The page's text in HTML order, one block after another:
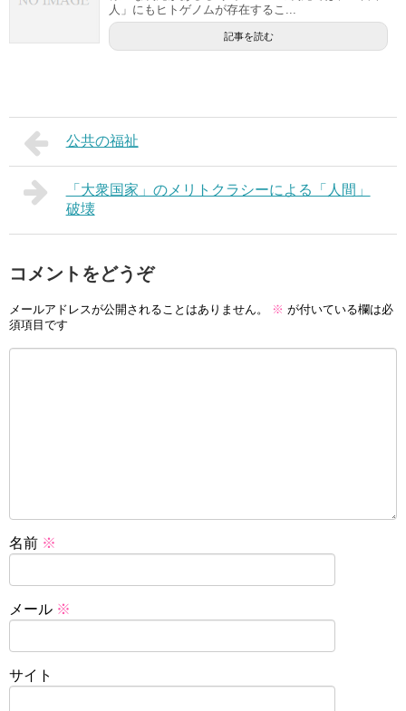
人」にもヒトゲノムが存在するこ...
記事を読む
公共の福祉
「大衆国家」のメリトクラシーによる「人間」
破壊
コメントをどうぞ
メールアドレスが公開されることはありません。 ※ が付いている欄は必
須項目です
名前 ※
メール ※
サイト